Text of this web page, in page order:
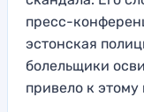
пресс-
эстонская
болельщики
привело к этому